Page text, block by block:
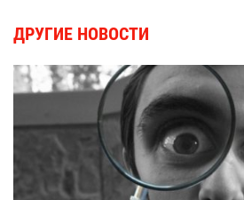
ДРУГИЕ НОВОСТИ